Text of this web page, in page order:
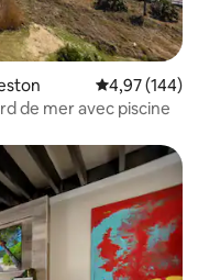
Évaluation
4,97 (144)
de mer avec piscine